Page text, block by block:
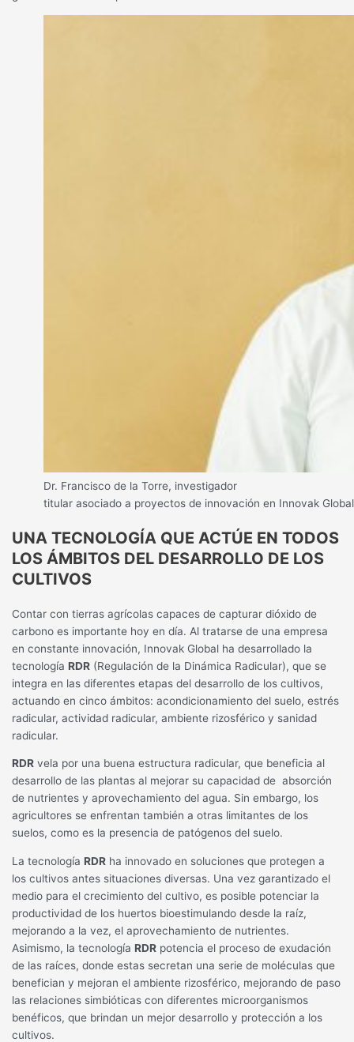
Dr. Francisco de la Torre, investigador
titular asociado a proyectos de innovación en Innovak
UNA TECNOLOGÍA QUE ACTÚE EN TODOS
LOS ÁMBITOS DEL DESARROLLO DE LOS
CULTIVOS
Contar con tierras agrícolas capaces de capturar dióxido de
carbono es importante hoy en día. Al tratarse de una empresa
en constante innovación, Innovak Global ha desarrollado la
tecnologíaRDR (Regulación de la Dinámica Radicular), que se
integra en las diferentes etapas del desarrollo de los cultivos,
actuando en cinco ámbitos: acondicionamiento del suelo, estrés
radicular, actividad radicular, ambiente rizosférico y sanidad
radicular.
RDR vela por una buena estructura radicular, que beneficia al
desarrollo de las plantas al mejorar su capacidad de absorción
de nutrientes y aprovechamiento del agua. Sin embargo, los
agricultores se enfrentan también a otras limitantes de los
suelos, como es la presencia de patógenos del suelo.
La tecnologíaRDR ha innovado en soluciones que protegen a
los cultivos antes situaciones diversas. Una vez garantizado el
medio para el crecimiento del cultivo, es posible potenciar la
productividad de los huertos bioestimulando desde la raíz,
mejorando a la vez, el aprovechamiento de nutrientes.
Asimismo, la tecnologíaRDR potencia el proceso de exudación
de las raíces, donde estas secretan una serie de moléculas que
benefician y mejoran el ambiente rizosférico, mejorando de paso
las relaciones simbióticas con diferentes microorganismos
benéficos, que brindan un mejor desarrollo y protección a los
cultivos.